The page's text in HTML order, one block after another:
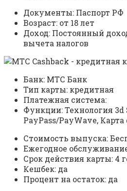
Документы: Паспорт РФ
Возраст: от 18 лет
Доход: Постоянный
вычета налогов
Банк: МТС Банк
Тип карты: кредитная
Платежная система:
Функции: Технология 3d
PayPass/PayWave,
Стоимость выпуска:
Ежегодное
Срок действия карты: 4
Кешбек: да
Процент на остаток: да